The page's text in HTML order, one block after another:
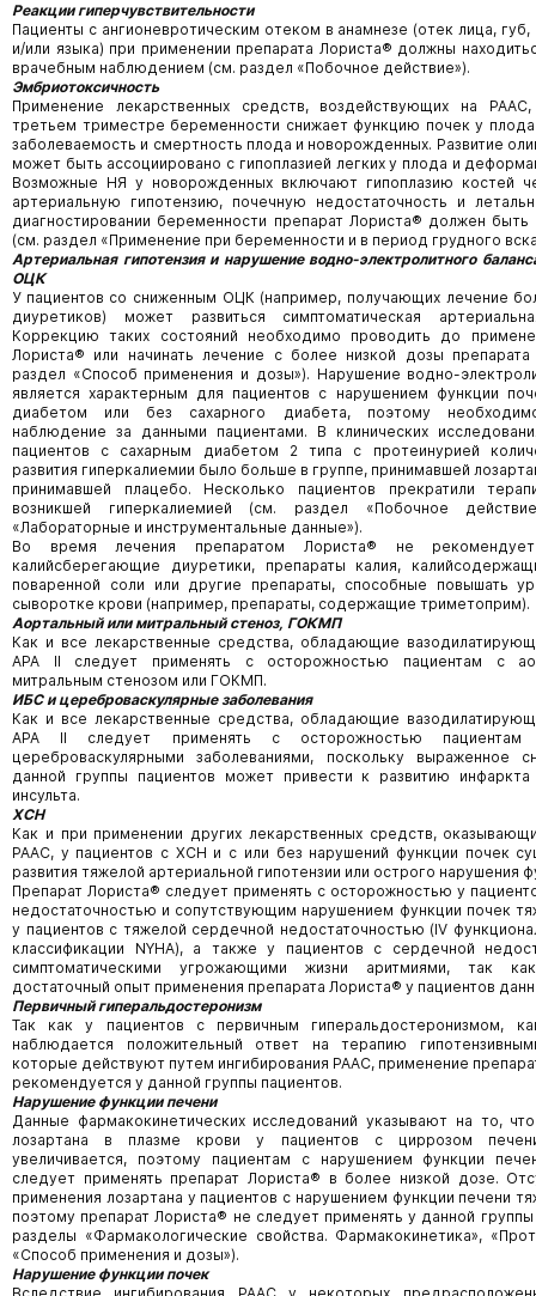
Реакции гиперчувствительности
Пациенты с ангионевротическим отеком в анамнезе (отек лица, губ,
и/или языка) при применении препарата Лориста® должны
врачебным наблюдением (см. раздел «Побочное действие»).
Эмбриотоксичность
Применение лекарственных средств, воздействующих на
третьем триместре беременности снижает функцию почек у плода
заболеваемость и смертность плода и новорожденных. Развитие
может быть ассоциировано с гипоплазией легких у плода и
Возможные НЯ у новорожденных включают гипоплазию костей
артериальную гипотензию, почечную недостаточность и
диагностировании беременности препарат Лориста® должен быть
(см. раздел «Применение при беременности и в период грудного
Артериальная гипотензия и нарушение водно-электролитного
ОЦК
У пациентов со сниженным ОЦК (например, получающих лечение
диуретиков) может развиться симптоматическая
Коррекцию таких состояний необходимо проводить до
Лориста® или начинать лечение с более низкой дозы
раздел «Способ применения и дозы»). Нарушение водно-
является характерным для пациентов с нарушением функции
диабетом или без сахарного диабета, поэтому
наблюдение за данными пациентами. В клинических
пациентов с сахарным диабетом 2 типа с протеинурией
развития гиперкалиемии было больше в группе, принимавшей
принимавшей плацебо. Несколько пациентов прекратили
возникшей гиперкалиемией (см. раздел «Побочное
«Лабораторные и инструментальные данные»).
Во время лечения препаратом Лориста® не
калийсберегающие диуретики, препараты калия,
поваренной соли или другие препараты, способные повышать
сыворотке крови (например, препараты, содержащие триметоприм).
Аортальный или митральный стеноз, ГОКМП
Как и все лекарственные средства, обладающие
АРА II следует применять с осторожностью пациентам с
митральным стенозом или ГОКМП.
ИБС и цереброваскулярные заболевания
Как и все лекарственные средства, обладающие
АРА II следует применять с осторожностью
цереброваскулярными заболеваниями, поскольку выраженное
данной группы пациентов может привести к развитию
инсульта.
ХСН
Как и при применении других лекарственных средств,
РААС, у пациентов с ХСН и с или без нарушений функции почек
развития тяжелой артериальной гипотензии или острого нарушения
Препарат Лориста® следует применять с осторожностью у
недостаточностью и сопутствующим нарушением функции почек
у пациентов с тяжелой сердечной недостаточностью (IV
классификации NYHA), а также у пациентов с сердечной
симптоматическими угрожающими жизни аритмиями, так
достаточный опыт применения препарата Лориста® у пациентов
Первичный гиперальдостеронизм
Так как у пациентов с первичным гиперальдостеронизмом,
наблюдается положительный ответ на терапию
которые действуют путем ингибирования РААС, применение
рекомендуется у данной группы пациентов.
Нарушение функции печени
Данные фармакокинетических исследований указывают на то,
лозартана в плазме крови у пациентов с циррозом печени
увеличивается, поэтому пациентам с нарушением функции
следует применять препарат Лориста® в более низкой дозе.
применения лозартана у пациентов с нарушением функции печени
поэтому препарат Лориста® не следует применять у данной
разделы «Фармакологические свойства. Фармакокинетика»,
«Способ применения и дозы»).
Нарушение функции почек